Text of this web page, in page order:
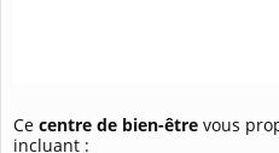
Ce centre de bien-être vous
incluant :